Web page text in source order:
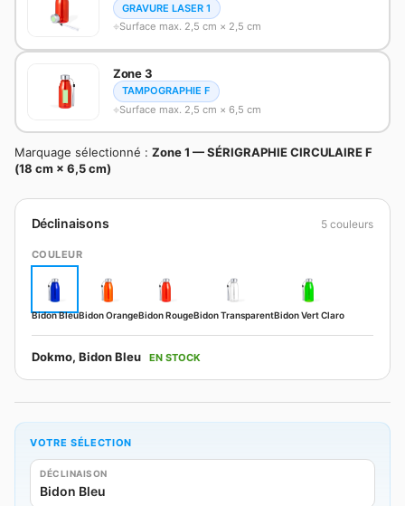
GRAVURE LASER 1
Surface max. 2,5 cm × 2,5 cm
Zone 3
TAMPOGRAPHIE F
Surface max. 2,5 cm × 6,5 cm
Marquage sélectionné : Zone 1 — SÉRIGRAPHIE CIRCULAIRE F
(18 cm × 6,5 cm)
Déclinaisons 5 couleurs
COULEUR
Bidon BleuBidon OrangeBidon RougeBidon TransparentBidon Vert Claro
Dokmo, Bidon Bleu EN STOCK
VOTRE SÉLECTION
DÉCLINAISON
Bidon Bleu